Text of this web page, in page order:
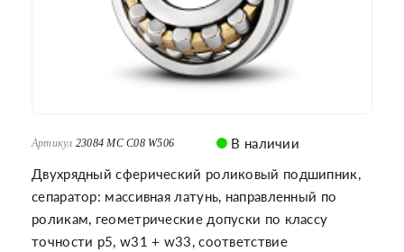
Артикул 23084 MC C08 W506
В наличии
Двухрядный сферический роликовый подшипник,
сепаратор: массивная латунь, направленный по
роликам, геометрические допуски по классу
точности p5, w31 + w33, соответствие